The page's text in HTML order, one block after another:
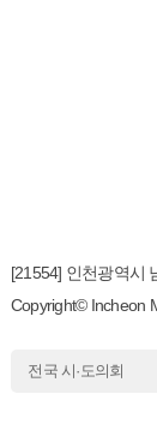
[21554] 인천광역시
Copyright© Incheon
전국 시·도의회